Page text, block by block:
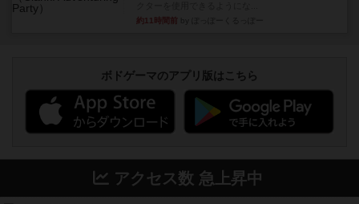
約11時間前
ボドゲーマのアプリ版はこちら
アクセス数 急上昇中